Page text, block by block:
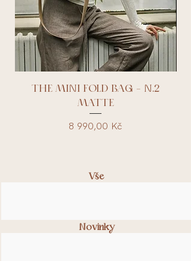
THE MINI FOLD BAG - N.2
MATTE
Cena
8 990,00 Kč
Vše
Novinky